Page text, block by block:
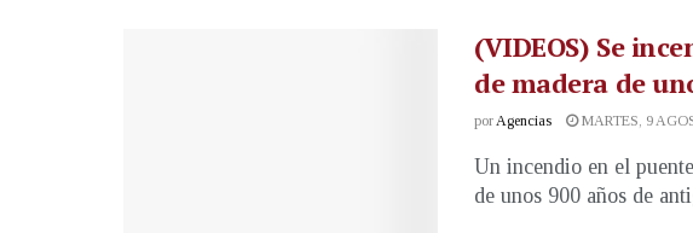
(VIDEOS) Se
de madera de
porAgencias MARTES, 9
Un incendio en el
de unos 900 años de